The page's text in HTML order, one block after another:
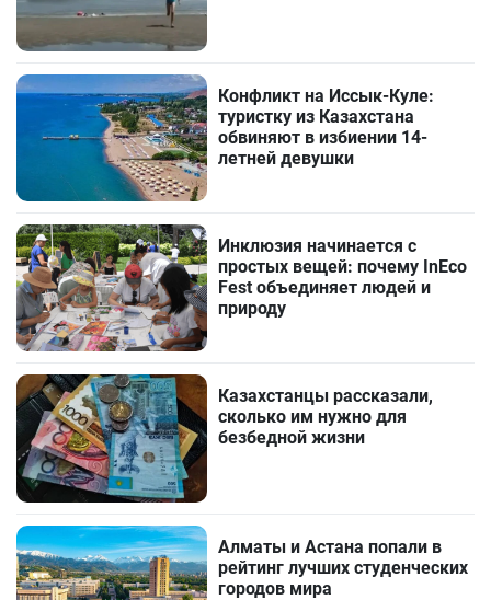
Конфликт на Иссык-Куле:
туристку из Казахстана
обвиняют в избиении 14-
летней девушки
Инклюзия начинается с
простых вещей: почему InEco
Fest объединяет людей и
природу
Казахстанцы рассказали,
сколько им нужно для
безбедной жизни
Алматы и Астана попали в
рейтинг лучших студенческих
городов мира